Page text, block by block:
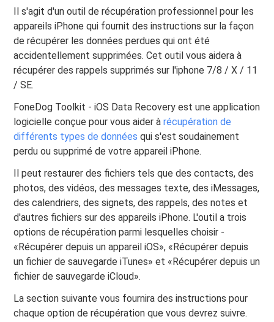
Il s'agit d'un outil de récupération professionnel pour les
appareils iPhone qui fournit des instructions sur la façon
de récupérer les données perdues qui ont été
accidentellement supprimées. Cet outil vous aidera à
récupérer des rappels supprimés sur l'iphone 7/8 / X / 11
/ SE.
FoneDog Toolkit - iOS Data Recovery est une application
logicielle conçue pour vous aider àrécupération de
différents types de données qui s'est soudainement
perdu ou supprimé de votre appareil iPhone.
Il peut restaurer des fichiers tels que des contacts, des
photos, des vidéos, des messages texte, des iMessages,
des calendriers, des signets, des rappels, des notes et
d'autres fichiers sur des appareils iPhone. L'outil a trois
options de récupération parmi lesquelles choisir -
«Récupérer depuis un appareil iOS», «Récupérer depuis
un fichier de sauvegarde iTunes» et «Récupérer depuis un
fichier de sauvegarde iCloud».
La section suivante vous fournira des instructions pour
chaque option de récupération que vous devrez suivre.